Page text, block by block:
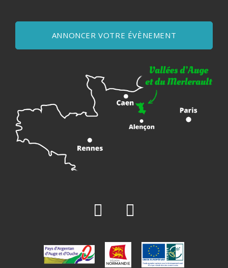
ANNONCER VOTRE ÉVÈNEMENT